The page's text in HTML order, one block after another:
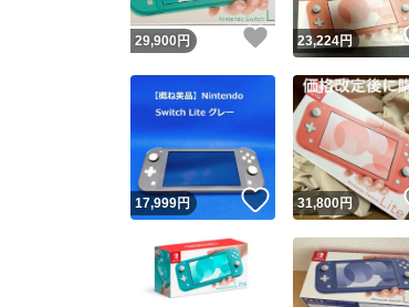
29,900 円 いいね！
23,224円
17,999円 いいね！
31,800円